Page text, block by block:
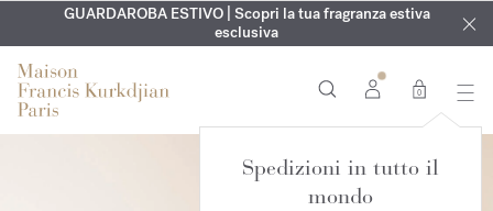
ESCLUSIVO | Scopri la nuova fragranza OUDvelvet moodnel
tuo ordine*
INCISIONE GRATUITA | Su tutte le fragranze e gli oli per il
corpo fino al 9 agosto
GUARDAROBA ESTIVO | Scopri la tua fragranza estiva
esclusiva
0
Spedizioni in tutto il
mondo